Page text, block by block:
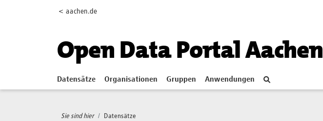
< aachen.de
Open Data Portal Aachen
Datensätze Organisationen Gruppen Anwendungen
Sie sind hier Datensätze